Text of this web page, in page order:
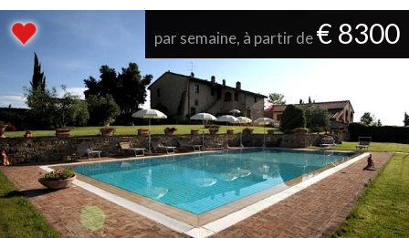
par semaine, à partir de€ 8300